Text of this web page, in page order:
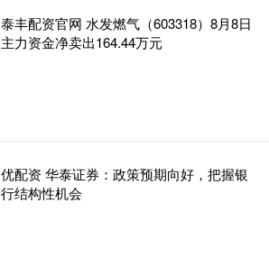
泰丰配资官网 水发燃气（603318）8月8日
主力资金净卖出164.44万元
优配资 华泰证券：政策预期向好，把握银
行结构性机会